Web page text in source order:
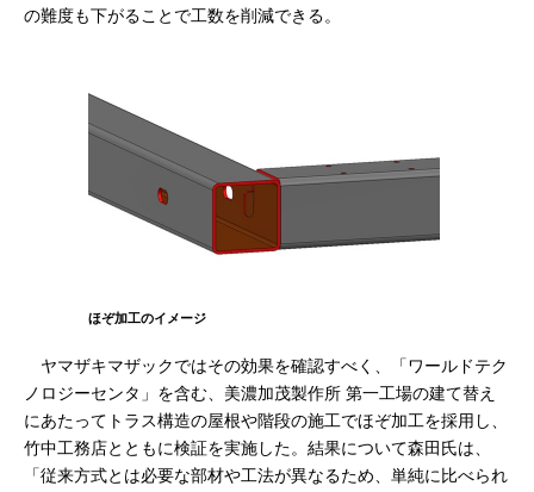
の難度も下がることで工数を削減できる。
ほぞ加工のイメージ
ヤマザキマザックではその効果を確認すべく、「ワールドテク
ノロジーセンタ」を含む、美濃加茂製作所 第一工場の建て替え
にあたってトラス構造の屋根や階段の施工でほぞ加工を採用し、
竹中工務店とともに検証を実施した。結果について森田氏は、
「従来方式とは必要な部材や工法が異なるため、単純に比べられ